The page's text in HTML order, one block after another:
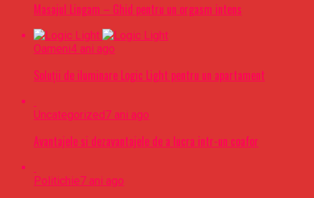
Masajul Lingam – Ghid pentru un orgasm intens
Oameni4 ani ago
Soluții de iluminare Logic Light pentru un apartament
Uncategorized7 ani ago
Avantajele si dezavantajele de a lucra intr-un coafor
Politichie7 ani ago